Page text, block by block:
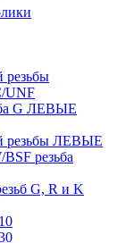
резьбы
UNF
G ЛЕВЫЕ
резьбы ЛЕВЫЕ
резьба
G, R и K